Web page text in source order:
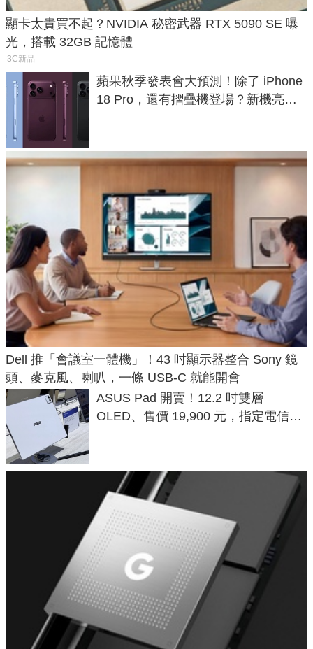
顯卡太貴買不起？NVIDIA 秘密武器 RTX 5090 SE 曝
光，搭載 32GB 記憶體
3C新品
蘋果秋季發表會大預測！除了 iPhone
18 Pro，還有摺疊機登場？新機亮點
Dell 推「會議室一體機」！43 吋顯示器整合 Sony 鏡
頭、麥克風、喇叭，一條 USB-C 就能開會
ASUS Pad 開賣！12.2 吋雙層
OLED、售價 19,900 元，指定電信資